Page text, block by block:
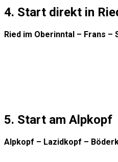
4. Start direkt in
Ried im Oberinntal – Frans –
5. Start am Alpkopf
Alpkopf – Lazidkopf –